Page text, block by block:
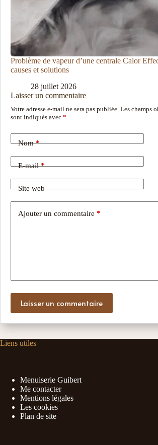
Problème de vapeur d’une centrale Calor
causes et solutions
28 juillet 2026
Laisser un commentaire
Votre adresse e-mail ne sera pas publiée. Les champs
sont indiqués avec *
Nom*
E-mail*
Site web
Ajouter un commentaire *
Laisser un commentaire
Liens utiles
Menuiserie Guibert
Me contacter
Mentions légales
Les cookies
Plan de site